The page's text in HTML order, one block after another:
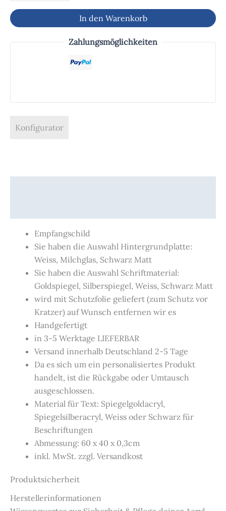
In den Warenkorb
Zahlungsmöglichkeiten
Konfigurator
Empfangschild
Sie haben die Auswahl Hintergrundplatte:
Weiss, Milchglas, Schwarz Matt
Sie haben die Auswahl Schriftmaterial:
Goldspiegel, Silberspiegel, Weiss, Schwarz Matt
wird mit Schutzfolie geliefert (zum Schutz vor
Kratzer) auf Wunsch entfernen wir es
Handgefertigt
in 3-5 Werktage LIEFERBAR
Versand innerhalb Deutschland 2-5 Tage
Da es sich um ein personalisiertes Produkt
handelt, ist die Rückgabe oder Umtausch
ausgeschlossen.
Material für Text: Spiegelgoldacryl,
Spiegelsilberacryl, Weiss oder Schwarz für
Beschriftungen
Abmessung: 60 x 40 x 0,3cm
inkl. MwSt. zzgl. Versandkost
Produktsicherheit
Herstellerinformationen